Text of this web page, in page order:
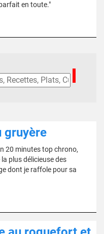
en toute."
gruyère
20 minutes top chrono,
plus délicieuse des
dont je raffole pour sa